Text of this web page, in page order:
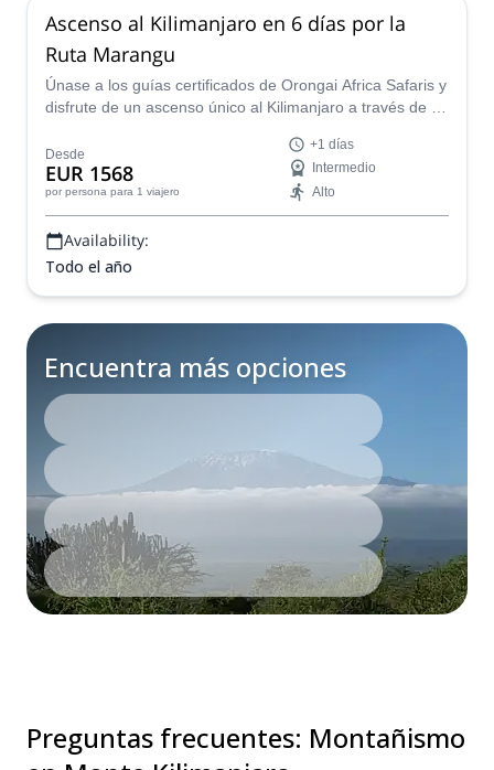
Ascenso al Kilimanjaro en 6 días por la
Ruta Marangu
Únase a los guías certificados de Orongai Africa Safaris y
disfrute de un ascenso único al Kilimanjaro a través de la
increíble cráter Kibo y párese en el punto más alto de
África en esta inolvidable aventura de montañismo.
Desde
EUR 1568
por persona para 1 viajero
+1 días
Intermedio
Alto
Availability:
Todo el año
Encuentra más opciones
Preguntas frecuentes: Montañismo